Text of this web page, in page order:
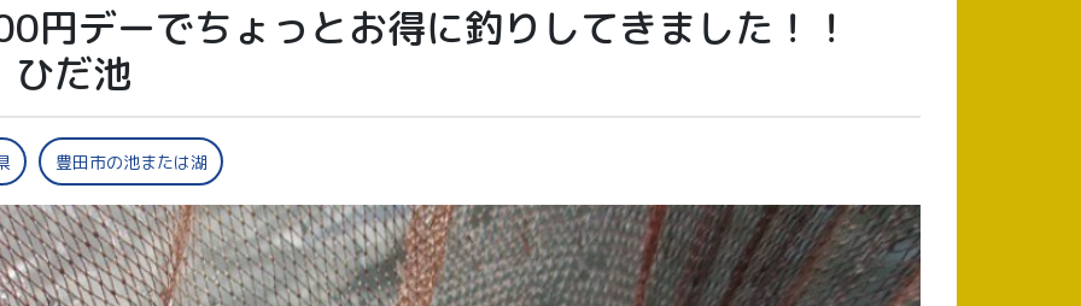
円デーでちょっとお得に釣りしてきました！！
だ池
豊田市の池または湖